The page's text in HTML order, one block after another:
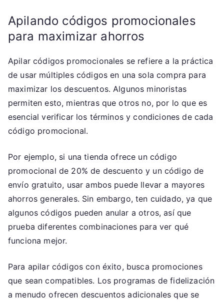
Apilando códigos promocionales
para maximizar ahorros
Apilar códigos promocionales se refiere a la práctica
de usar múltiples códigos en una sola compra para
maximizar los descuentos. Algunos minoristas
permiten esto, mientras que otros no, por lo que es
esencial verificar los términos y condiciones de cada
código promocional.
Por ejemplo, si una tienda ofrece un código
promocional de 20% de descuento y un código de
envío gratuito, usar ambos puede llevar a mayores
ahorros generales. Sin embargo, ten cuidado, ya que
algunos códigos pueden anular a otros, así que
prueba diferentes combinaciones para ver qué
funciona mejor.
Para apilar códigos con éxito, busca promociones
que sean compatibles. Los programas de fidelización
a menudo ofrecen descuentos adicionales que se